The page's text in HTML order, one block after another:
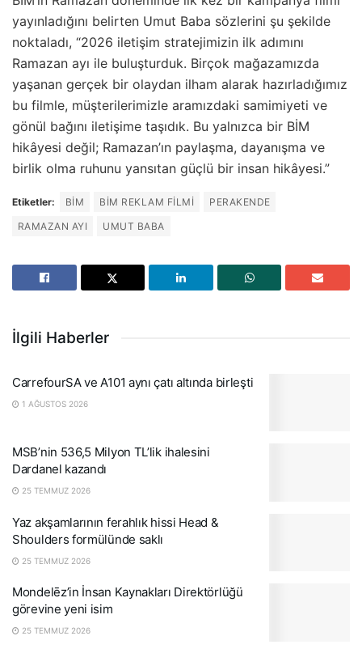
yayınladığını belirten Umut Baba sözlerini şu şekilde
noktaladı, “2026 iletişim stratejimizin ilk adımını
Ramazan ayı ile buluşturduk. Birçok mağazamızda
yaşanan gerçek bir olaydan ilham alarak hazırladığımız
bu filmle, müşterilerimizle aramızdaki samimiyeti ve
gönül bağını iletişime taşıdık. Bu yalnızca bir BİM
hikâyesi değil; Ramazan’ın paylaşma, dayanışma ve
birlik olma ruhunu yansıtan güçlü bir insan hikâyesi.”
Etiketler: BIM BIM REKLAM FILMI
PERAKENDE
RAMAZAN AYI
UMUT BABA
İlgili Haberler
CarrefourSA ve A101 aynı çatı altında birleşti
1 AĞUSTOS 2026
MSB’nin 536,5 Milyon TL’lik ihalesini
Dardanel kazandı
25 TEMMUZ 2026
Yaz akşamlarının ferahlık hissi Head &
Shoulders formülünde saklı
25 TEMMUZ 2026
Mondelēz’in İnsan Kaynakları Direktörlüğü
görevine yeni isim
25 TEMMUZ 2026